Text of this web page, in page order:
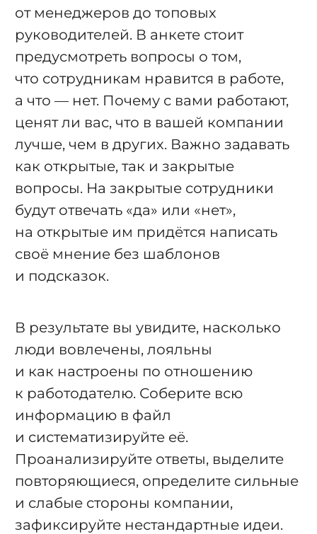
от менеджеров до топовых
руководителей. В анкете стоит
предусмотреть вопросы о том,
что сотрудникам нравится в работе,
а что — нет. Почему с вами работают,
ценят ли вас, что в вашей компании
лучше, чем в других. Важно задавать
как открытые, так и закрытые
вопросы. На закрытые сотрудники
будут отвечать «да» или «нет»,
на открытые им придётся написать
своё мнение без шаблонов
и подсказок.
В результате вы увидите, насколько
люди вовлечены, лояльны
и как настроены по отношению
к работодателю. Соберите всю
информацию в файл
и систематизируйте её.
Проанализируйте ответы, выделите
повторяющиеся, определите сильные
и слабые стороны компании,
зафиксируйте нестандартные идеи.